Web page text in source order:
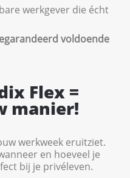
werkgever die écht
voldoende
Flex =
manier!
werkweek eruitziet.
en hoeveel je
bij je privéleven.